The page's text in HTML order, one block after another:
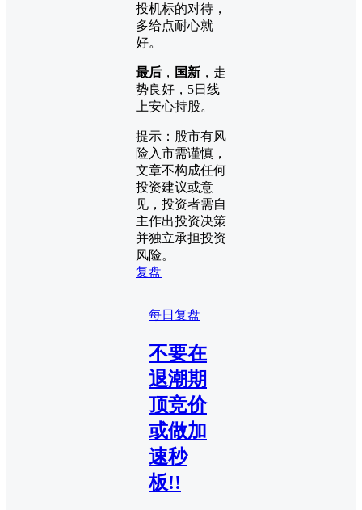
投机标的对待，
多给点耐心就
好。
最后 ， 国新 ，走
势良好，5日线
上安心持股。
提示：股市有风
险入市需谨慎，
文章不构成任何
投资建议或意
见，投资者需自
主作出投资决策
并独立承担投资
风险。
复盘
每日复盘
不要在
退潮期
顶竞价
或做加
速秒
板!!